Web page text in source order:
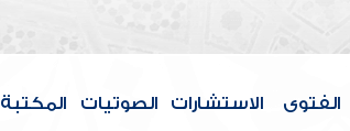
الفتوى الاستشارات الصوتيات المكتبة